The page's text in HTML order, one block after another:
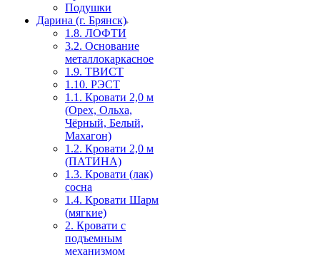
Подушки
Дарина (г. Брянск)
1.8. ЛОФТИ
3.2. Основание
металлокаркасное
1.9. ТВИСТ
1.10. РЭСТ
1.1. Кровати 2,0 м
(Орех, Ольха,
Чёрный, Белый,
Махагон)
1.2. Кровати 2,0 м
(ПАТИНА)
1.3. Кровати (лак)
сосна
1.4. Кровати Шарм
(мягкие)
2. Кровати с
подъемным
механизмом